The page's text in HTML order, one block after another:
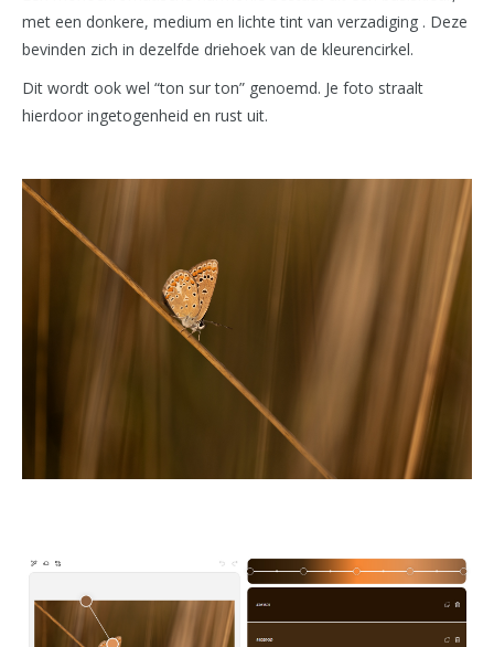
met een donkere, medium en lichte tint van verzadiging . Deze
bevinden zich in dezelfde driehoek van de kleurencirkel.
Dit wordt ook wel “ton sur ton” genoemd. Je foto straalt
hierdoor ingetogenheid en rust uit.